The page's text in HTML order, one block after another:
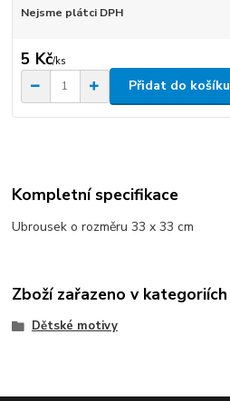
Nejsme plátci DPH
5 Kč/ks
Přidat do košíku
Kompletní specifikace
Ubrousek o rozměru 33 x 33 cm
Zboží zařazeno v kategoriích
Dětské motivy